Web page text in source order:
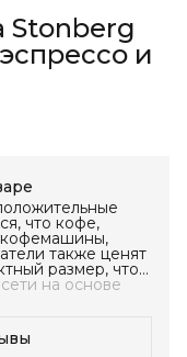
Stonberg
и
что кофе,
кофемашины,
также ценят
размер, что
небольших
получают
товар
и
на основе